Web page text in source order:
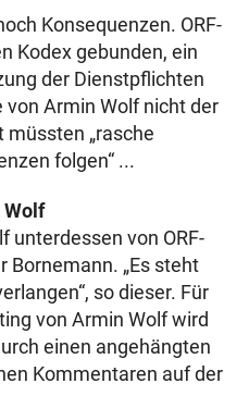
Konsequenzen. ORF-
Kodex gebunden, ein
der Dienstpflichten
von Armin Wolf nicht der
„rasche
folgen“ ...
Wolf
unterdessen von ORF-
Bornemann. „Es steht
so dieser. Für
von Armin Wolf wird
einen angehängten
Kommentaren auf der